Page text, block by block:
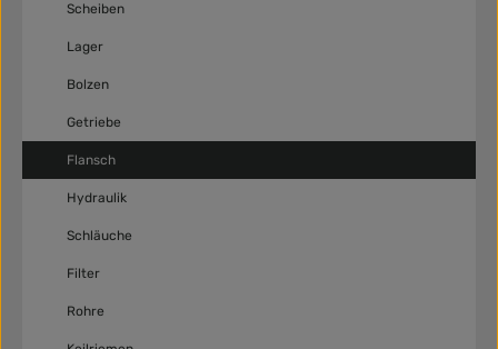
Scheiben
Lager
Bolzen
Getriebe
Flansch
Hydraulik
Schläuche
Filter
Rohre